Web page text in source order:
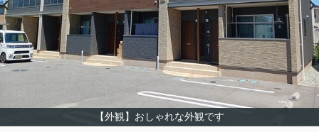
【外観】おしゃれな外観です